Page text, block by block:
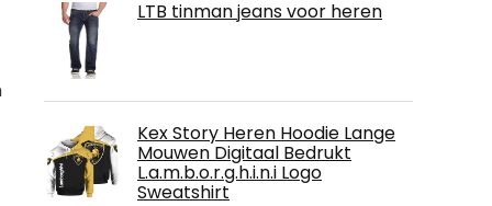
LTB tinman jeans voor heren
Kex Story Heren Hoodie Lange
Mouwen Digitaal Bedrukt
L.a.m.b.o.r.g.h.i.n.i Logo
Sweatshirt